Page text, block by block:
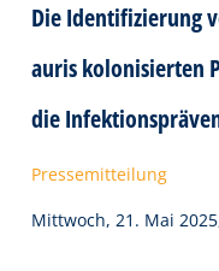
Die Identifizierung
auris kolonisierten
die
Pressemitteilung
Mittwoch, 21. Mai